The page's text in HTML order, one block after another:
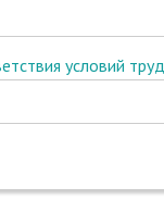
условий